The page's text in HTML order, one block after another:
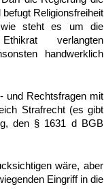
Religionsfreiheit
wie steht es um die
verlangten
handwerklich
und Rechtsfragen mit
Strafrecht (es gibt
den § 1631 d BGB
wäre, aber
Eingriff in die